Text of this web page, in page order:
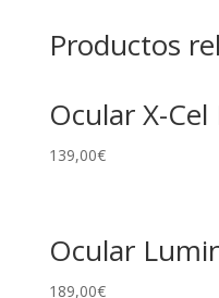
Productos
Ocular X-
139,00€
Ocular
189,00€